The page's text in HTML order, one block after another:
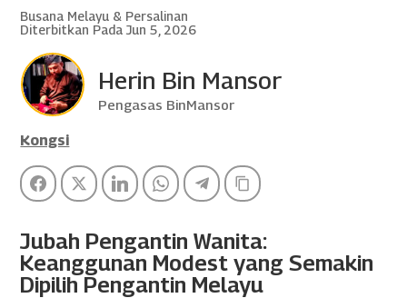
Busana Melayu & Persalinan
Diterbitkan Pada Jun 5, 2026
Herin Bin Mansor
Pengasas BinMansor
Kongsi
FacebookTwitter LinkedInWhatsAppTelegramCopy Link
Jubah Pengantin Wanita:
Keanggunan Modest yang Semakin
Dipilih Pengantin Melayu